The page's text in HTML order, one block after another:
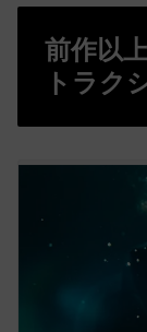
前作以
トラク